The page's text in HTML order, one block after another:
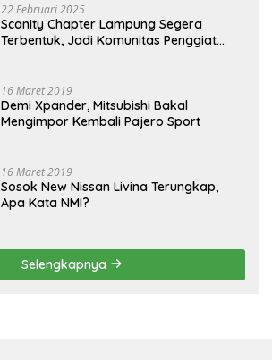
22 Februari 2025
Scanity Chapter Lampung Segera
Terbentuk, Jadi Komunitas Penggiat
16 Maret 2019
Demi Xpander, Mitsubishi Bakal
Mengimpor Kembali Pajero Sport
16 Maret 2019
Sosok New Nissan Livina Terungkap,
Apa Kata NMI?
Selengkapnya